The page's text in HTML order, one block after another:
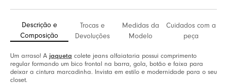
Descrição e
Composição
Trocas e
Devoluções
Medidas da
Modelo
Cuidados com a
peça
Um arraso! A jaqueta colete jeans alfaiataria possui comprimento
regular formando um bico frontal na barra, gola, botão e faixa para
deixar a cintura marcadinha. Invista em estilo e modernidade para o seu
closet.